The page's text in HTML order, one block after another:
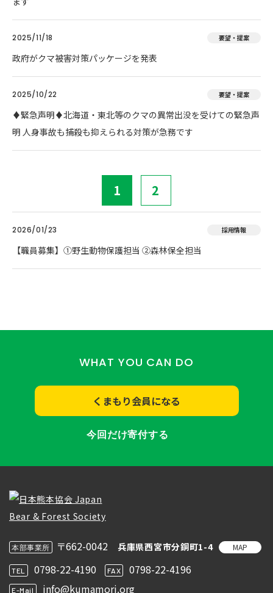
2025/11/18 要望・提案
政府がクマ被害対策パッケージを発表
2025/10/22 要望・提案
♦️緊急声明♦️北海道・東北等のクマの異常出没を受けての緊急声
明 人身事故も捕殺も抑えられる対策が急務です
1 2
2026/01/23 採用情報
【職員募集】①野生動物保護担当 ②森林保全担当
WHAT YOU CAN DO
くまもり会員になる
今回だけ寄付する
本部事業所 〒662-0042 兵庫県西宮市分銅町1-4 MAP
TEL 0798-22-4190 FAX 0798-22-4196
E-Mail info@kumamori.org